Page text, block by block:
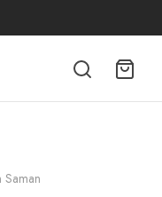
Saman